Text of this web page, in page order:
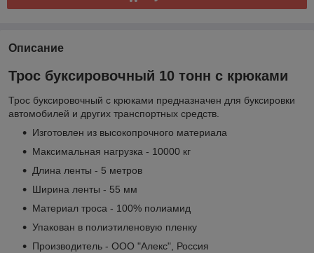
Описание
Трос буксировочный 10 тонн с крюками
Трос буксировочный с крюками предназначен для буксировки
автомобилей и других транспортных средств.
Изготовлен из высокопрочного материала
Максимальная нагрузка - 10000 кг
Длина ленты - 5 метров
Ширина ленты - 55 мм
Материал троса - 100% полиамид
Упакован в полиэтиленовую пленку
Производитель - ООО "Алекс", Россия